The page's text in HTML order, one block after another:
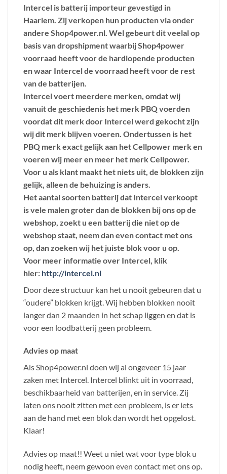
Intercel is batterij importeur gevestigd in
Haarlem. Zij verkopen hun producten via onder
andere Shop4power.nl. Wel gebeurt dit veelal op
basis van dropshipment waarbij Shop4power
voorraad heeft voor de hardlopende producten
en waar Intercel de voorraad heeft voor de rest
van de batterijen.
Intercel voert meerdere merken, omdat wij
vanuit de geschiedenis het merk PBQ voerden
voordat dit merk door Intercel werd gekocht zijn
wij dit merk blijven voeren. Ondertussen is het
PBQ merk exact gelijk aan het Cellpower merk en
voeren wij meer en meer het merk Cellpower.
Voor u als klant maakt het niets uit, de blokken zijn
gelijk, alleen de behuizing is anders.
Het aantal soorten batterij dat Intercel verkoopt
is vele malen groter dan de blokken bij ons op de
webshop, zoekt u een batterij die niet op de
webshop staat, neem dan even contact met ons
op, dan zoeken wij het juiste blok voor u op.
Voor meer informatie over Intercel, klik
hier: http://intercel.nl
Door deze structuur kan het u nooit gebeuren dat u
“oudere” blokken krijgt. Wij hebben blokken nooit
langer dan 2 maanden in het schap liggen en dat is
voor een loodbatterij geen probleem.
Advies op maat
Als Shop4power.nl doen wij al ongeveer 15 jaar
zaken met Intercel. Intercel blinkt uit in voorraad,
beschikbaarheid van batterijen, en in service. Zij
laten ons nooit zitten met een probleem, is er iets
aan de hand met een blok dan wordt het opgelost.
Klaar!
Advies op maat!! Weet u niet wat voor type blok u
nodig heeft, neem gewoon even contact met ons op.